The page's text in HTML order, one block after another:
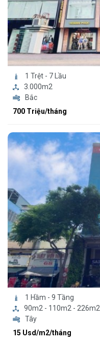
1 Trệt - 7 Lầu
3.000m2
Bắc
700 Triệu/tháng
1 Hầm - 9 Tầng
90m2 - 110m2 - 226m2
Tây
15 Usd/m2/tháng